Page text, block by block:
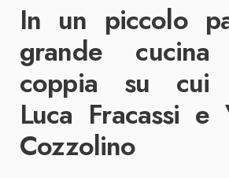
In un piccolo
grande
coppia su cui
Luca Fracassi e
Cozzolino